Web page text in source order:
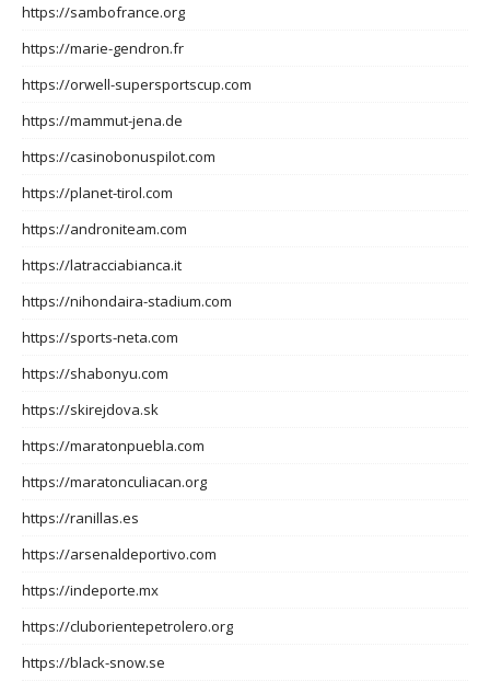
https://sambofrance.org
https://marie-gendron.fr
https://orwell-supersportscup.com
https://mammut-jena.de
https://casinobonuspilot.com
https://planet-tirol.com
https://androniteam.com
https://latracciabianca.it
https://nihondaira-stadium.com
https://sports-neta.com
https://shabonyu.com
https://skirejdova.sk
https://maratonpuebla.com
https://maratonculiacan.org
https://ranillas.es
https://arsenaldeportivo.com
https://indeporte.mx
https://cluborientepetrolero.org
https://black-snow.se